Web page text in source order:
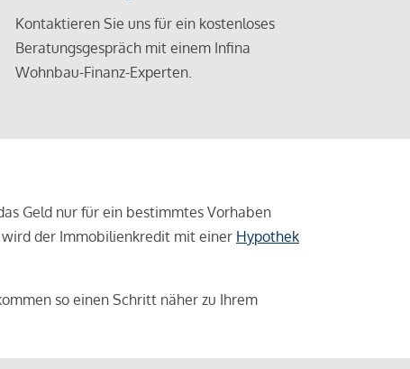
Kontaktieren Sie uns für ein kostenloses
Beratungsgespräch mit einem Infina
Wohnbau-Finanz-Experten.
Geld nur für ein bestimmtes Vorhaben
wird der Immobilienkredit mit einer Hypothek
so einen Schritt näher zu Ihrem